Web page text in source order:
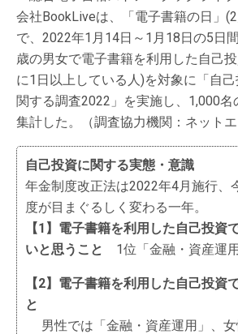
会社BookLiveは、「電子書籍の日」
で、2022年1月14日～1月18日の5日
歳の男女で電子書籍を利用した自己
に1日以上している人)を対象に「自
関する調査2022」を実施し、1,000名
集計した。（調査協力機関：ネットエ
自己投資に関する実態・意識
年金制度改正法は2022年4月施行、
度が目まぐるしく変わる一年。
【1】電子書籍を利用した自己投資
いと思うこと
1位「金融・資産運用
【2】電子書籍を利用した自己投資
と
男性では「金融・資産運用」、女